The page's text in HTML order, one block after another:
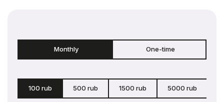
Monthly One-time
100 rub 500 rub 1500 rub 5000 rub